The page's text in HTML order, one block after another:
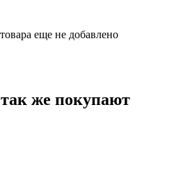
еще не добавлено
же покупают